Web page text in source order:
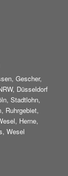
Gescher,
Düsseldorf
Stadtlohn,
Ruhrgebiet,
Herne,
Wesel